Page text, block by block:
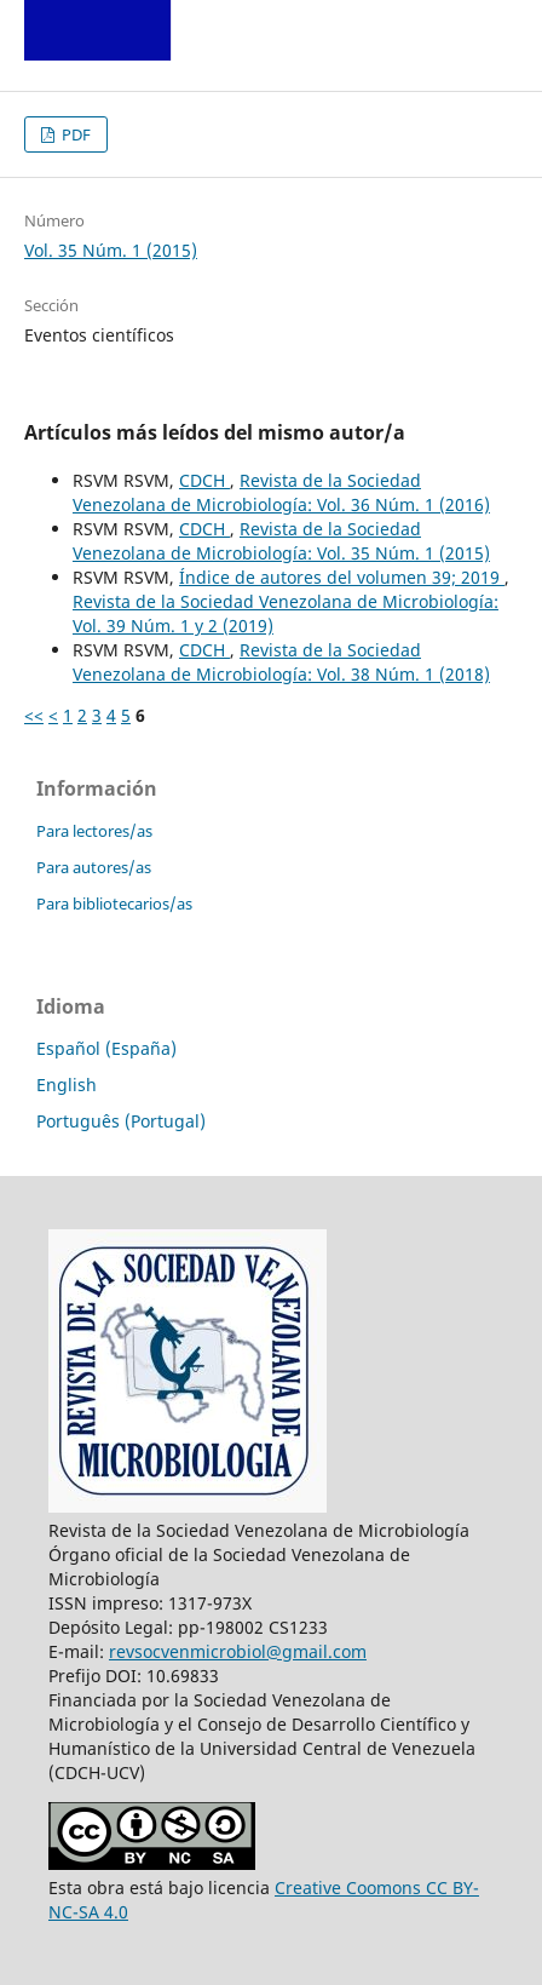
PDF
Número
Vol. 35 Núm. 1 (2015)
Sección
Eventos científicos
Artículos más leídos del mismo autor/a
RSVM RSVM, CDCH , Revista de la Sociedad
Venezolana de Microbiología: Vol. 36 Núm. 1 (2016)
RSVM RSVM, CDCH , Revista de la Sociedad
Venezolana de Microbiología: Vol. 35 Núm. 1 (2015)
RSVM RSVM, Índice de autores del volumen 39; 2019 ,
Revista de la Sociedad Venezolana de Microbiología:
Vol. 39 Núm. 1 y 2 (2019)
RSVM RSVM, CDCH , Revista de la Sociedad
Venezolana de Microbiología: Vol. 38 Núm. 1 (2018)
<< < 1 2 3 4 5 6
Información
Para lectores/as
Para autores/as
Para bibliotecarios/as
Idioma
Español (España)
English
Português (Portugal)
Revista de la Sociedad Venezolana de Microbiología
Órgano oficial de la Sociedad Venezolana de
Microbiología
ISSN impreso: 1317-973X
Depósito Legal: pp-198002 CS1233
E-mail: revsocvenmicrobiol@gmail.com
Prefijo DOI: 10.69833
Financiada por la Sociedad Venezolana de
Microbiología y el Consejo de Desarrollo Científico y
Humanístico de la Universidad Central de Venezuela
(CDCH-UCV)
Esta obra está bajo licencia Creative Coomons CC BY-
NC-SA 4.0